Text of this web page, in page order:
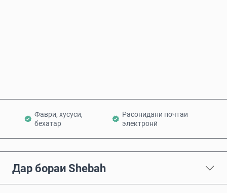
Фаврӣ, хусусӣ,
бехатар
Расонидани почтаи
электронӣ
Дар бораи Shebah